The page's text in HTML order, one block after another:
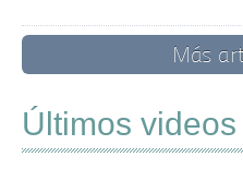
Más
Últimos videos